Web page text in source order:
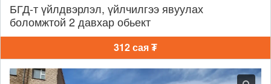
БГД-т үйлдвэрлэл, үйлчилгээ явуулах
боломжтой 2 давхар обьект
312 сая ₮